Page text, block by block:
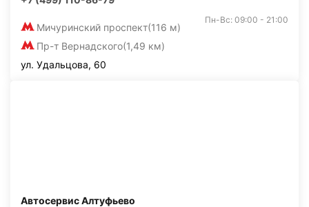
Мичуринский проспект(116 м)
Пр-т Вернадского(1,49 км)
Пн-Вс: 09:00 - 21:00
ул. Удальцова, 60
Автосервис Алтуфьево